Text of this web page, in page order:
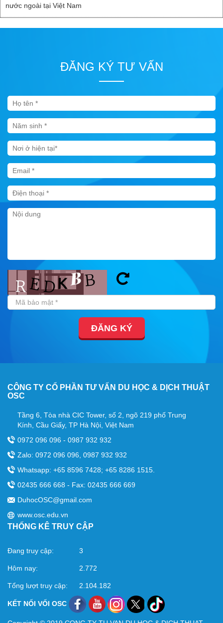
nước ngoài tại Việt Nam
ĐĂNG KÝ TƯ VẤN
ĐĂNG KÝ
CÔNG TY CỔ PHẦN TƯ VẤN DU HỌC & DỊCH THUẬT
OSC
Tầng 6, Tòa nhà CIC Tower, số 2, ngõ 219 phố Trung
Kính, Cầu Giấy, TP Hà Nội, Việt Nam
0972 096 096 - 0987 932 932
Zalo: 0972 096 096, 0987 932 932
Whatsapp: +65 8596 7428; +65 8286 1515.
02435 666 668 - Fax: 02435 666 669
DuhocOSC@gmail.com
www.osc.edu.vn
THỐNG KÊ TRUY CẬP
Đang truy cập: 3
Hôm nay: 2.772
Tổng lượt truy cập: 2.104.182
KẾT NỐI VỐI OSC